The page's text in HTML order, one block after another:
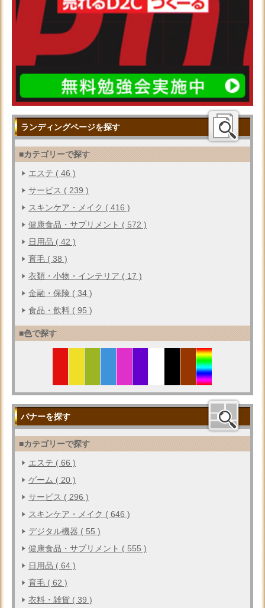
ランディングページを探す
■カテゴリーで探す
エステ ( 46 )
サービス ( 239 )
スキンケア・メイク ( 416 )
健康食品・サプリメント ( 572 )
日用品 ( 42 )
育毛 ( 38 )
衣類・小物・インテリア ( 17 )
金融・保険 ( 34 )
食品・飲料 ( 95 )
■色で探す
バナーを探す
■カテゴリーで探す
エステ ( 66 )
ゲーム ( 20 )
サービス ( 296 )
スキンケア・メイク ( 646 )
デジタル機器 ( 55 )
健康食品・サプリメント ( 555 )
日用品 ( 64 )
育毛 ( 62 )
衣料・雑貨 ( 39 )